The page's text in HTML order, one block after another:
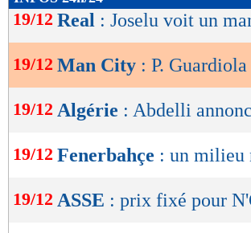
de
OK
19/12 Real : Joselu voit un
19/12 Man City : P.
19/12 Algérie : Abdelli
19/12 Fenerbahçe : un milieu
19/12 ASSE : prix fixé pour